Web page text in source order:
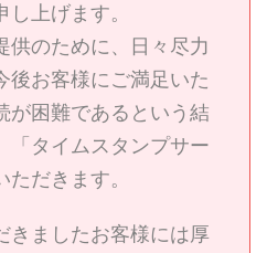
上げます。
供のために、日々尽力
後お客様にご満足いた
が困難であるという結
「タイムスタンプサー
だきます。
きましたお客様には厚